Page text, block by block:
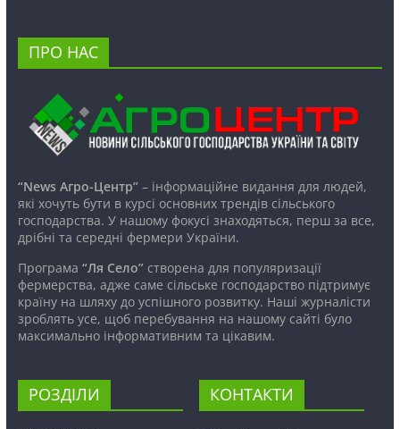
ПРО НАС
“News Агро-Центр”– інформаційне видання для людей,
які хочуть бути в курсі основних трендів сільського
господарства. У нашому фокусі знаходяться, перш за все,
дрібні та середні фермери України.
Програма “Ля Село”створена для популяризації
фермерства, адже саме сільське господарство підтримує
країну на шляху до успішного розвитку. Наші журналісти
зроблять усе, щоб перебування на нашому сайті було
максимально інформативним та цікавим.
РОЗДІЛИ КОНТАКТИ